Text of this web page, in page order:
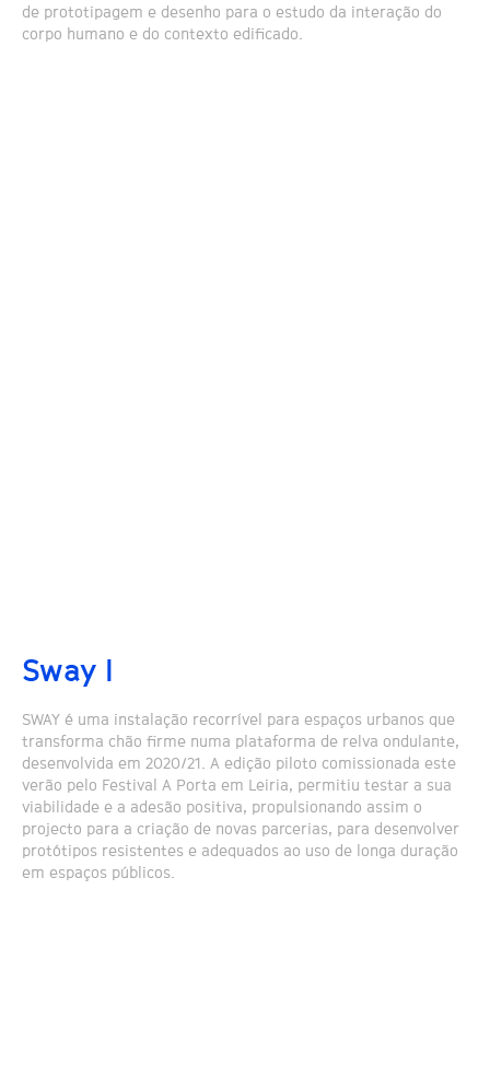
de prototipagem e desenho para o estudo da interação do
corpo humano e do contexto edificado.
Sway I
SWAY é uma instalação recorrível para espaços urbanos que
transforma chão firme numa plataforma de relva ondulante,
desenvolvida em 2020/21. A edição piloto comissionada este
verão pelo Festival A Porta em Leiria, permitiu testar a sua
viabilidade e a adesão positiva, propulsionando assim o
projecto para a criação de novas parcerias, para desenvolver
protótipos resistentes e adequados ao uso de longa duração
em espaços públicos.